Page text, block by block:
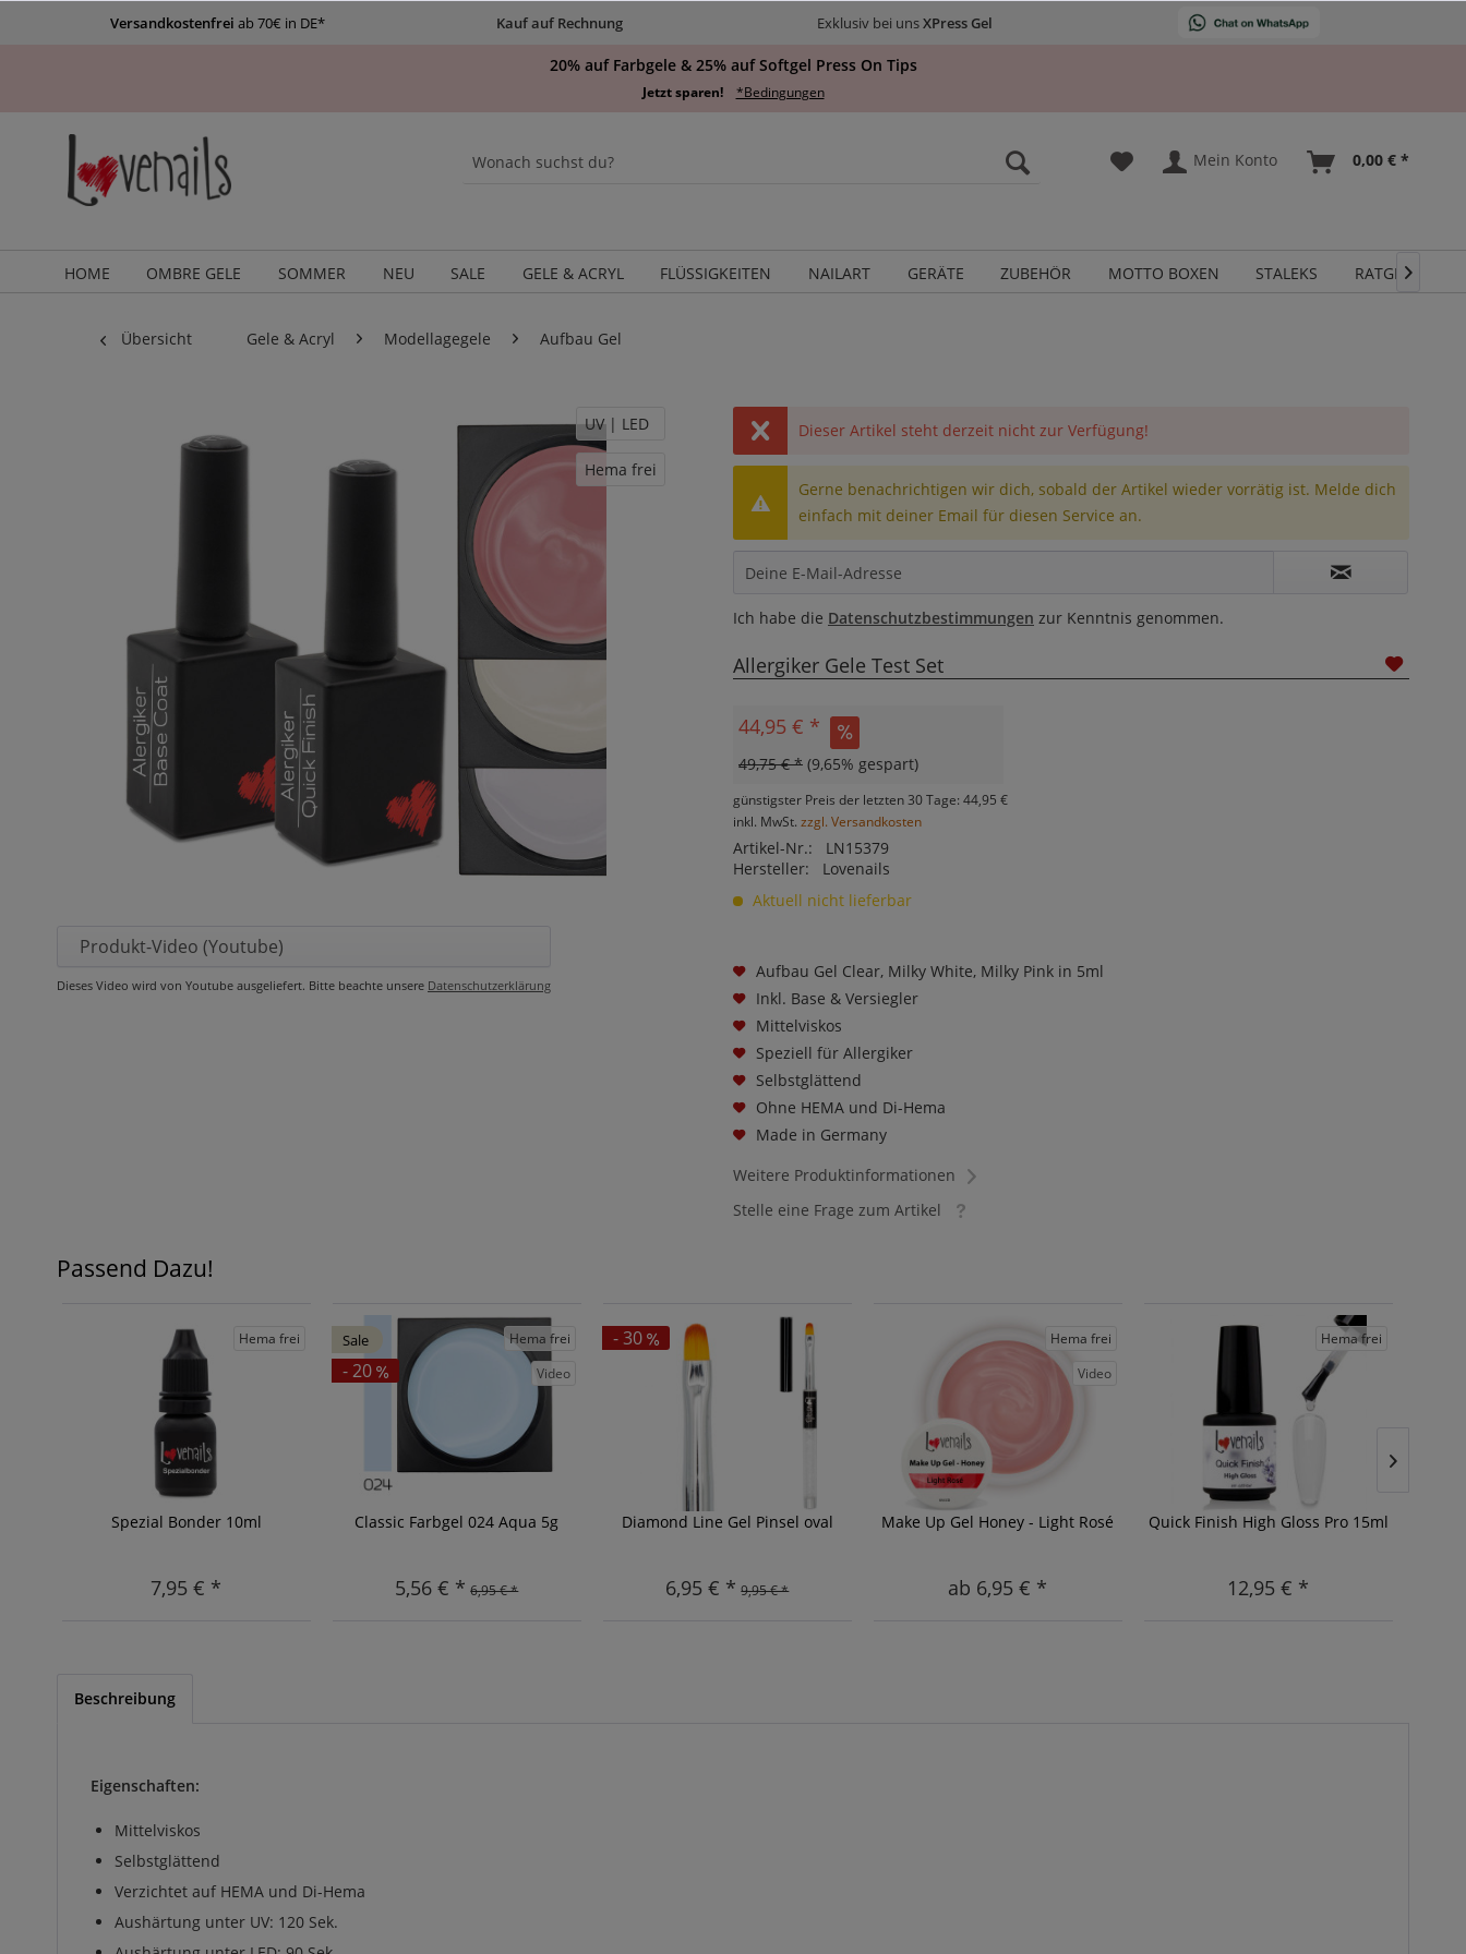
Versandkostenfrei ab 70€ in DE* Kauf auf Rechnung Exklusiv bei unsXPress Gel
20% auf Farbgele & 25% auf Softgel Press On Tips
Jetzt sparen! *Bedingungen
Mein Konto 0,00 € *
HOME OMBRE GELE SOMMER NEU SALE GELE & ACRYL FLÜSSIGKEITEN NAILART GERÄTE ZUBEHÖR MOTTO BOXEN STALEKS RATGEBER

Übersicht Gele & Acryl Modellagegele Aufbau Gel
UV | LED
Hema frei
Produkt-Video (Youtube)
Dieses Video wird von Youtube ausgeliefert. Bitte beachte unsere Datenschutzerklärung
Dieser Artikel steht derzeit nicht zur Verfügung!
Gerne benachrichtigen wir dich, sobald der Artikel wieder vorrätig ist. Melde dich
einfach mit deiner Email für diesen Service an.
Ich habe die Datenschutzbestimmungen zur Kenntnis genommen.
Allergiker Gele Test Set
44,95 € *
49,75 € * (9,65% gespart)
günstigster Preis der letzten 30 Tage: 44,95 €
inkl. MwSt. zzgl. Versandkosten
Artikel-Nr.:
LN15379
Hersteller:
Lovenails
Aktuell nicht lieferbar
Aufbau Gel Clear, Milky White, Milky Pink in 5ml
Inkl. Base & Versiegler
Mittelviskos
Speziell für Allergiker
Selbstglättend
Ohne HEMA und Di-Hema
Made in Germany
Weitere Produktinformationen
Stelle eine Frage zum Artikel
Passend Dazu!
Hema frei
Spezial Bonder 10ml
7,95 € *
Sale
- 20
Hema frei
Video
Classic Farbgel 024 Aqua 5g
5,56 € * 6,95 € *
- 30
Diamond Line Gel Pinsel oval
6,95 € * 9,95 € *
Hema frei
Video
Make Up Gel Honey - Light Rosé
ab 6,95 € *
Hema frei
Quick Finish High Gloss Pro 15ml
12,95 € *
Beschreibung
Eigenschaften:
Mittelviskos
Selbstglättend
Verzichtet auf HEMA und Di-Hema
Aushärtung unter UV: 120 Sek.